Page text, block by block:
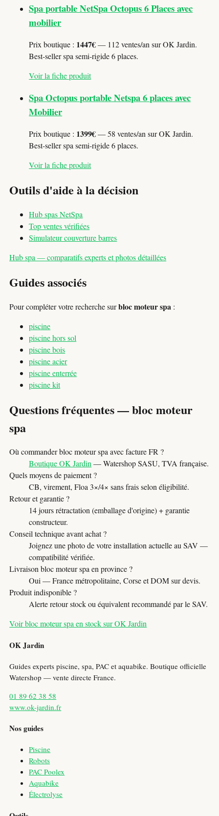
Spa portable NetSpa Octopus 6 Places avec
mobilier
Prix boutique : 1447€— 112 ventes/an sur OK Jardin.
Best-seller spa semi-rigide 6 places.
Voir la fiche produit
Spa Octopus portable Netspa 6 places avec
Mobilier
Prix boutique : 1399€— 58 ventes/an sur OK Jardin.
Best-seller spa semi-rigide 6 places.
Voir la fiche produit
Outils d'aide à la décision
Hub spas NetSpa
Top ventes vérifiées
Simulateur couverture barres
Hub spa — comparatifs experts et photos détaillées
Guides associés
Pour compléter votre recherche surbloc moteur spa :
piscine
piscine hors sol
piscine bois
piscine acier
piscine enterrée
piscine kit
Questions fréquentes — bloc moteur
spa
Où commander bloc moteur spa avec facture FR ?
Boutique OK Jardin— Watershop SASU, TVA française.
Quels moyens de paiement ?
CB, virement, Floa 3×/4× sans frais selon éligibilité.
Retour et garantie ?
14 jours rétractation (emballage d'origine) + garantie
constructeur.
Conseil technique avant achat ?
Joignez une photo de votre installation actuelle au SAV —
compatibilité vérifiée.
Livraison bloc moteur spa en province ?
Oui — France métropolitaine, Corse et DOM sur devis.
Produit indisponible ?
Alerte retour stock ou équivalent recommandé par le SAV.
Voir bloc moteur spa en stock sur OK Jardin
OK Jardin
Guides experts piscine, spa, PAC et aquabike. Boutique officielle
Watershop — vente directe France.
01 89 62 38 58
www.ok-jardin.fr
Nos guides
Piscine
Robots
PAC Poolex
Aquabike
Électrolyse